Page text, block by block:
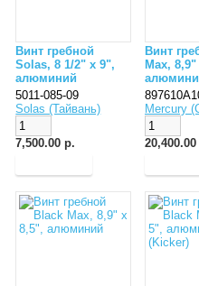
Винт гребной
Solas, 8 1/2" x 9",
алюминий
5011-085-09
Solas (Тайвань)
7,500.00 р.
Винт
Max,
Mercury
20,400.00